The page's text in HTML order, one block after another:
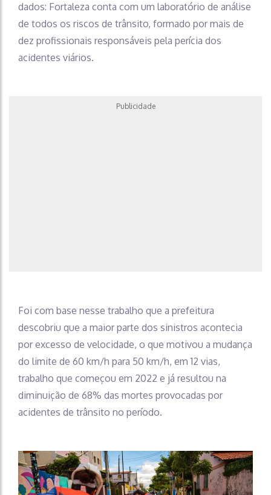
dados: Fortaleza conta com um laboratório de análise
de todos os riscos de trânsito, formado por mais de
dez profissionais responsáveis pela perícia dos
acidentes viários.
Publicidade
Foi com base nesse trabalho que a prefeitura
descobriu que a maior parte dos sinistros acontecia
por excesso de velocidade, o que motivou a mudança
do limite de 60 km/h para 50 km/h, em 12 vias,
trabalho que começou em 2022 e já resultou na
diminuição de 68% das mortes provocadas por
acidentes de trânsito no período.